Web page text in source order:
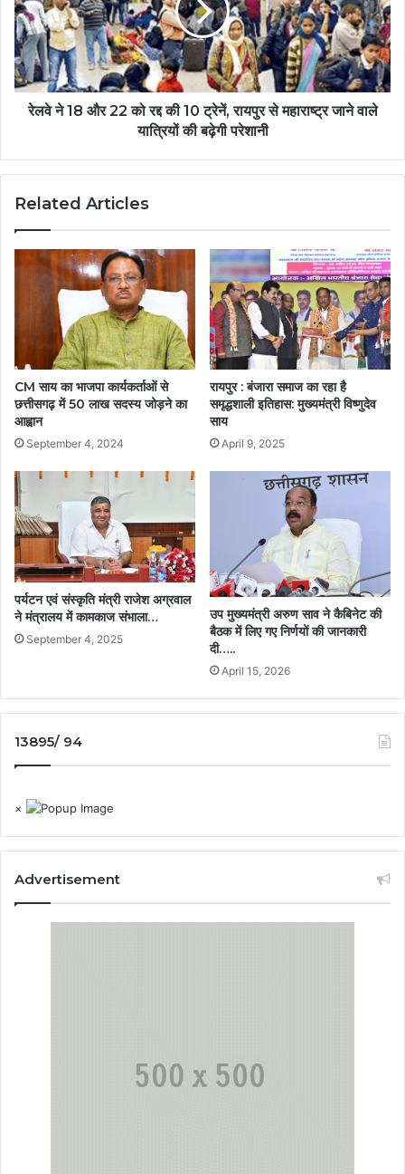
रेलवे ने 18 और 22 को रद्द की 10 ट्रेनें, रायपुर से महाराष्ट्र जाने वाले
यात्रियों की बढ़ेगी परेशानी
Related Articles
CM साय का भाजपा कार्यकर्ताओं से
छत्तीसगढ़ में 50 लाख सदस्य जोड़ने का
आह्वान
September 4, 2024
रायपुर : बंजारा समाज का रहा है
समृद्धशाली इतिहास: मुख्यमंत्री विष्णुदेव
साय
April 9, 2025
पर्यटन एवं संस्कृति मंत्री राजेश अग्रवाल
ने मंत्रालय में कामकाज संभाला…
September 4, 2025
उप मुख्यमंत्री अरुण साव ने कैबिनेट की
बैठक में लिए गए निर्णयों की जानकारी
दी…..
April 15, 2026
13895/ 94
×
Advertisement